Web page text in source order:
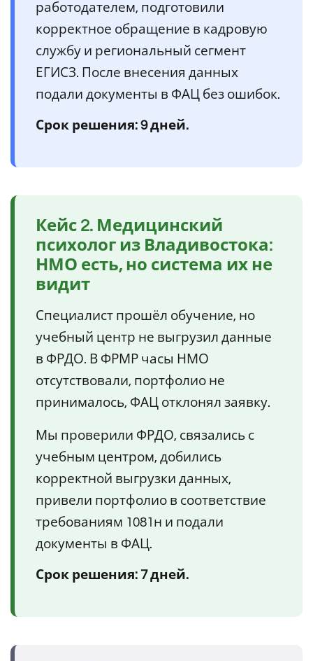
работодателем, подготовили
корректное обращение в кадровую
службу и региональный сегмент
ЕГИСЗ. После внесения данных
подали документы в ФАЦ без ошибок.
Срок решения: 9 дней.
Кейс 2. Медицинский
психолог из Владивостока:
НМО есть, но система их не
видит
Специалист прошёл обучение, но
учебный центр не выгрузил данные
в ФРДО. В ФРМР часы НМО
отсутствовали, портфолио не
принималось, ФАЦ отклонял заявку.
Мы проверили ФРДО, связались с
учебным центром, добились
корректной выгрузки данных,
привели портфолио в соответствие
требованиям 1081н и подали
документы в ФАЦ.
Срок решения: 7 дней.